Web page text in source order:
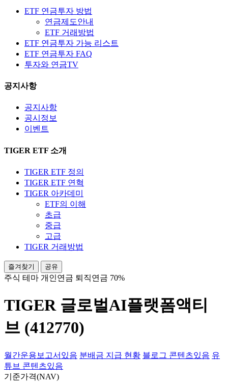
ETF 연금투자 방법
연금제도안내
ETF 거래방법
ETF 연금투자 가능 리스트
ETF 연금투자 FAQ
투자와 연금TV
공지사항
공지사항
공시정보
이벤트
TIGER ETF 소개
TIGER ETF 정의
TIGER ETF 연혁
TIGER 아카데미
ETF의 이해
초급
중급
고급
TIGER 거래방법
즐겨찾기 공유
주식 테마 개인연금 퇴직연금 70%
TIGER 글로벌AI플랫폼액티
브 (412770)
월간운용보고서 있음 분배금 지급 현황 블로그 콘텐츠있음 유
튜브 콘텐츠있음
기준가격(NAV)